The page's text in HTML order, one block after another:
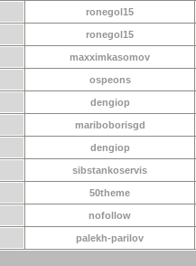
ronegol15
ronegol15
maxximkasomov
ospeons
dengiop
mariboborisgd
dengiop
sibstankoservis
50theme
nofollow
palekh-parilov